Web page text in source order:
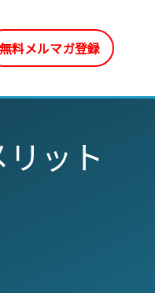
無料メルマガ登録
ット